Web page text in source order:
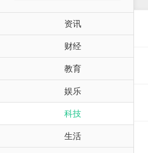
资讯
财经
教育
娱乐
科技
生活